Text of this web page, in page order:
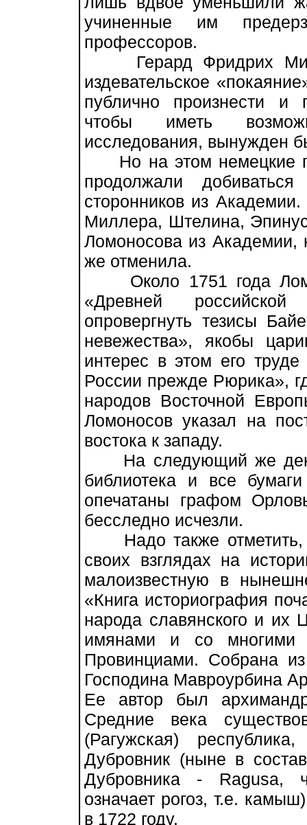
учиненные им
профессоров.
Герард Фридрих
издевательское
публично произнести и
чтобы иметь
исследования, вынужден
Но на этом немецкие
продолжали
сторонников из
Миллера, Штелина,
Ломоносова из Академии,
же отменила.
Около 1751 года
«Древней
опровергнуть тезисы
невежества», якобы
интерес в этом его
России прежде Рюрика»,
народов Восточной
Ломоносов указал на
востока к западу.
На следующий же день
библиотека и все
опечатаны графом
бесследно исчезли.
Надо также отметить,
своих взглядах на
малоизвестную в
«Книга историография
народа славянского и их
имянами и со многими
Провинциами. Собрана из
Господина Мавроурбина
Ее автор был
Средние века
(Рагужская)
Дубровник (ныне в
Дубровника - Ragusa,
означает рогоз, т.е.
в 1722 году.